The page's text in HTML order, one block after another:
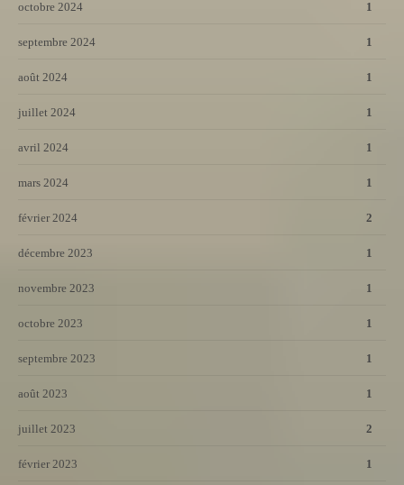
octobre 2024 1
septembre 2024 1
août 2024 1
juillet 2024 1
avril 2024 1
mars 2024 1
février 2024 2
décembre 2023 1
novembre 2023 1
octobre 2023 1
septembre 2023 1
août 2023 1
juillet 2023 2
février 2023 1